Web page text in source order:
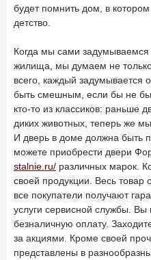
будет помнить дом, в
детство.
Когда мы сами задумываемся
жилища, мы думаем не
всего, каждый задумывается
быть смешным, если бы не
кто-то из классиков: раньше
диких животных, теперь же
И дверь в доме должна быть
можете приобрести двери
stalnie.ru/ различных марок.
своей продукции. Весь товар
все покупатели получают
услуги сервисной службы.
безналичную оплату.
за акциями. Кроме своей
представлены в